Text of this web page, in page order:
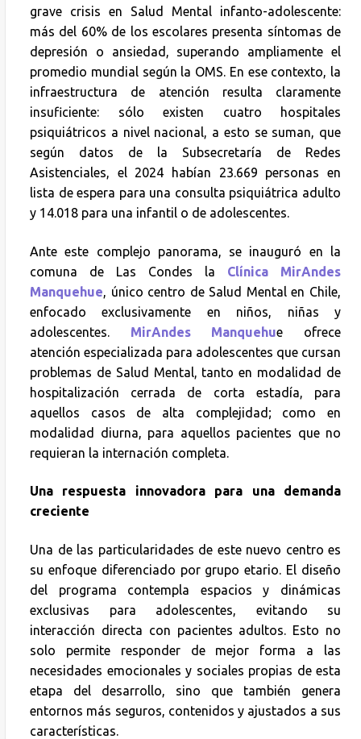
grave crisis en Salud Mental infanto-adolescente:
más del 60% de los escolares presenta síntomas de
depresión o ansiedad, superando ampliamente el
promedio mundial según la OMS. En ese contexto, la
infraestructura de atención resulta claramente
insuficiente: sólo existen cuatro hospitales
psiquiátricos a nivel nacional, a esto se suman, que
según datos de la Subsecretaría de Redes
Asistenciales, el 2024 habían 23.669 personas en
lista de espera para una consulta psiquiátrica adulto
y 14.018 para una infantil o de adolescentes.
Ante este complejo panorama, se inauguró en la
comuna de Las Condes la Clínica MirAndes
Manquehue, único centro de Salud Mental en Chile,
enfocado exclusivamente en niños, niñas y
adolescentes. MirAndes Manquehue ofrece
atención especializada para adolescentes que cursan
problemas de Salud Mental, tanto en modalidad de
hospitalización cerrada de corta estadía, para
aquellos casos de alta complejidad; como en
modalidad diurna, para aquellos pacientes que no
requieran la internación completa.
Una respuesta innovadora para una demanda
creciente
Una de las particularidades de este nuevo centro es
su enfoque diferenciado por grupo etario. El diseño
del programa contempla espacios y dinámicas
exclusivas para adolescentes, evitando su
interacción directa con pacientes adultos. Esto no
solo permite responder de mejor forma a las
necesidades emocionales y sociales propias de esta
etapa del desarrollo, sino que también genera
entornos más seguros, contenidos y ajustados a sus
características.